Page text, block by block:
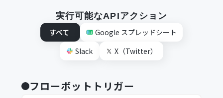
実行可能なAPIアクション
すべて
Google スプレッドシート
Slack
X（Twitter）
フローボットトリガー